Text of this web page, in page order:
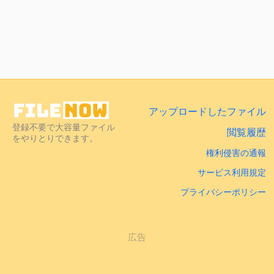
登録不要で大容量ファイル
をやりとりできます。
アップロードしたファイル
閲覧履歴
権利侵害の通報
サービス利用規定
プライバシーポリシー
広告